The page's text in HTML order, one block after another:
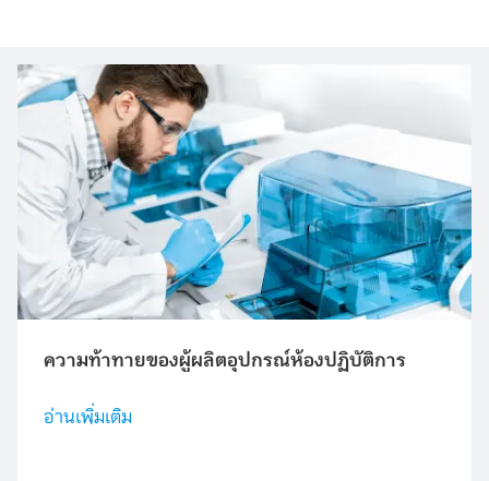
ความท้าทายของผู้ผลิตอุปกรณ์ห้องปฏิบัติการ
อ่านเพิ่มเติม